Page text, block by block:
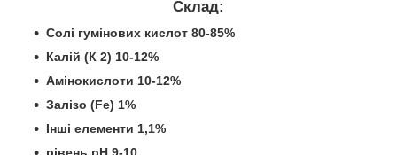
Склад:
Солі гумінових кислот 80-85%
Калій (К 2) 10-12%
Амінокислоти 10-12%
Залізо (Fe) 1%
Інші елементи 1,1%